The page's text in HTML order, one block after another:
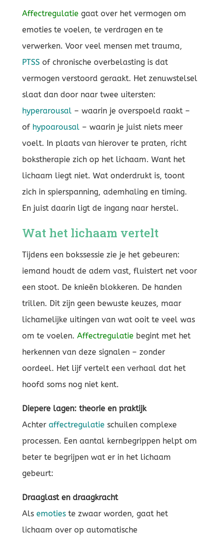
Affectregulatie gaat over het vermogen om
emoties te voelen, te verdragen en te
verwerken. Voor veel mensen met trauma,
PTSSof chronische overbelasting is dat
vermogen verstoord geraakt. Het zenuwstelsel
slaat dan door naar twee uitersten:
hyperarousal– waarin je overspoeld raakt –
of hypoarousal– waarin je juist niets meer
voelt. In plaats van hierover te praten, richt
bokstherapie zich op het lichaam. Want het
lichaam liegt niet. Wat onderdrukt is, toont
zich in spierspanning, ademhaling en timing.
En juist daarin ligt de ingang naar herstel.
Wat het lichaam vertelt
Tijdens een bokssessie zie je het gebeuren:
iemand houdt de adem vast, fluistert net voor
een stoot. De knieën blokkeren. De handen
trillen. Dit zijn geen bewuste keuzes, maar
lichamelijke uitingen van wat ooit te veel was
om te voelen. Affectregulatie begint met het
herkennen van deze signalen – zonder
oordeel. Het lijf vertelt een verhaal dat het
hoofd soms nog niet kent.
Diepere lagen: theorie en praktijk
Achter affectregulatie schuilen complexe
processen. Een aantal kernbegrippen helpt om
beter te begrijpen wat er in het lichaam
gebeurt:
Draaglast en draagkracht
Als emotieste zwaar worden, gaat het
lichaam over op automatische